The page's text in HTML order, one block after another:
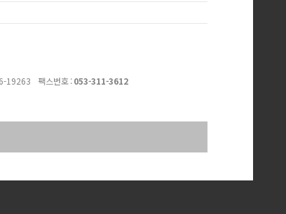
19263 팩스번호 :053-311-3612